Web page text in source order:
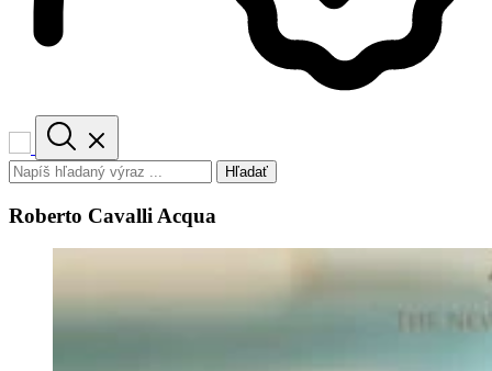
Hľadať
Roberto Cavalli Acqua